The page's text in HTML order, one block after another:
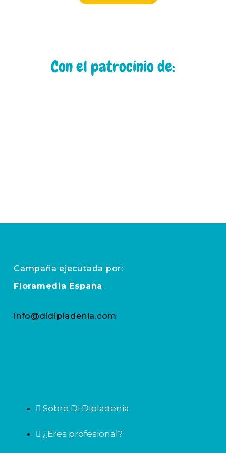
Con el patrocinio de:
Campaña ejecutada por:
Floramedia España
info@didipladenia.com
Sobre Di Dipladenia
¿Eres profesional?